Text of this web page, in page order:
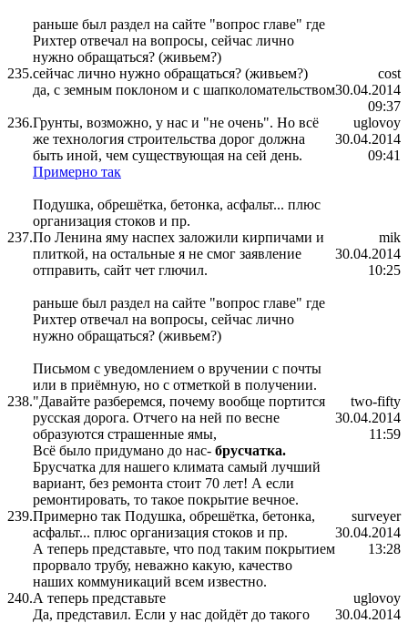
раньше был раздел на сайте "вопрос главе" где
Рихтер отвечал на вопросы, сейчас лично
нужно обращаться? (живьем?)
235.сейчас лично нужно обращаться? (живьем?)
да, с земным поклоном и с шапколомательством
cost
30.04.2014
09:37
236.Грунты, возможно, у нас и "не очень". Но всё
же технология строительства дорог должна
быть иной, чем существующая на сей день.
Примерно так
Подушка, обрешётка, бетонка, асфальт... плюс
организация стоков и пр.
uglovoy
30.04.2014
09:41
237.По Ленина яму наспех заложили кирпичами и
плиткой, на остальные я не смог заявление
отправить, сайт чет глючил.
раньше был раздел на сайте "вопрос главе" где
Рихтер отвечал на вопросы, сейчас лично
нужно обращаться? (живьем?)
Письмом с уведомлением о вручении с почты
или в приёмную, но с отметкой в получении.
mik
30.04.2014
10:25
238."Давайте разберемся, почему вообще портится
русская дорога. Отчего на ней по весне
образуются страшенные ямы,
Всё было придумано до нас- брусчатка.
Брусчатка для нашего климата самый лучший
вариант, без ремонта стоит 70 лет! А если
ремонтировать, то такое покрытие вечное.
two-fifty
30.04.2014
11:59
239.Примерно так Подушка, обрешётка, бетонка,
асфальт... плюс организация стоков и пр.
А теперь представьте, что под таким покрытием
прорвало трубу, неважно какую, качество
наших коммуникаций всем известно.
surveyer
30.04.2014
13:28
240.А теперь представьте
Да, представил. Если у нас дойдёт до такого
uglovoy
30.04.2014